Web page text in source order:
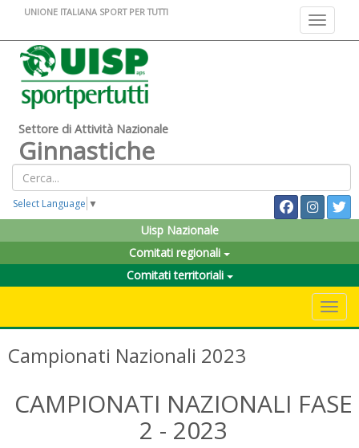
Toggle
UNIONE ITALIANA SPORT PER TUTTI
Settore di Attività Nazionale
Ginnastiche
Select Language ▼
Uisp Nazionale
Comitati regionali
Comitati territoriali
Campionati Nazionali 2023
CAMPIONATI NAZIONALI FASE
2 - 2023